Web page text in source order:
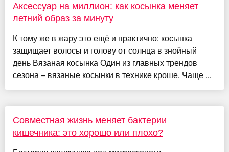
Аксессуар на миллион: как косынка меняет
летний образ за минуту
К тому же в жару это ещё и практично: косынка
защищает волосы и голову от солнца в знойный
день Вязаная косынка Один из главных трендов
сезона – вязаные косынки в технике кроше. Чаще ...
Совместная жизнь меняет бактерии
кишечника: это хорошо или плохо?